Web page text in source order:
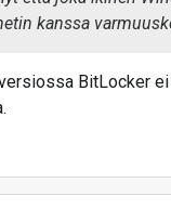
kanssa
BitLocker